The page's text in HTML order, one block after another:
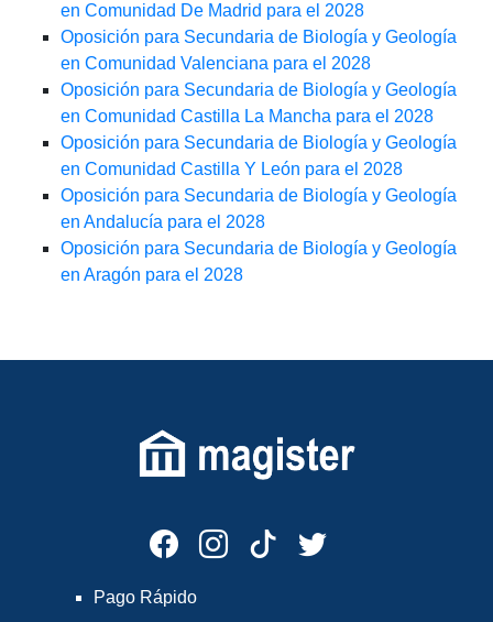
en Comunidad De Madrid para el 2028
Oposición para Secundaria de Biología y Geología
en Comunidad Valenciana para el 2028
Oposición para Secundaria de Biología y Geología
en Comunidad Castilla La Mancha para el 2028
Oposición para Secundaria de Biología y Geología
en Comunidad Castilla Y León para el 2028
Oposición para Secundaria de Biología y Geología
en Andalucía para el 2028
Oposición para Secundaria de Biología y Geología
en Aragón para el 2028
Pago Rápido